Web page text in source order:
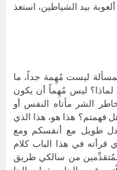
بيد الشياطين، استعذ
ليست مُهِمة جداً، ما
ليس مُهِماً أن يكون
الشر مأتاه النفس أو
فهمتم؟ هذا هو، هذا الذي
جدل طويل مع أنفسكم ومع
قرأته في هذا الباب كلام
من سالكي طريق